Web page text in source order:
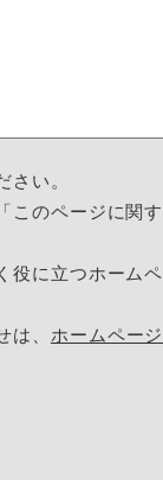
い。
のページに関
に立つホーム
、 ホームペー